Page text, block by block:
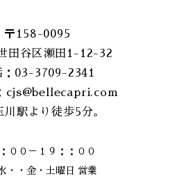
〒158-0095
田谷区瀬田1-12-32
：03-3709-2341
cjs@bellecapri.com
川駅より徒歩5分。
００－１９：：００
・・金・土曜日 営業